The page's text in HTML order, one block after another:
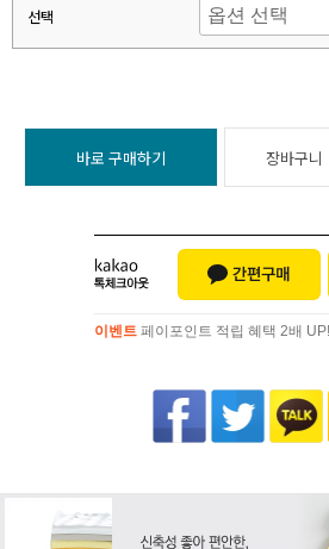
선택
바로 구매하기 장바구니
이벤트 페이포인트 적립 혜택 2배 UP!